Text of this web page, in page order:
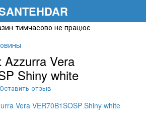
Vera
Shiny white
Оставить отзыв